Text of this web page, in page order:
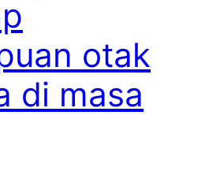
otak
di masa